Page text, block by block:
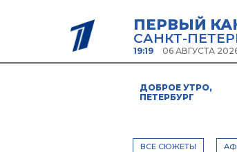
ПЕРВЫЙ
САНКТ-
19:19 06 АВГУСТА
ДОБРОЕ УТРО,
ПЕТЕРБУРГ
ВСЕ СЮЖЕТЫ